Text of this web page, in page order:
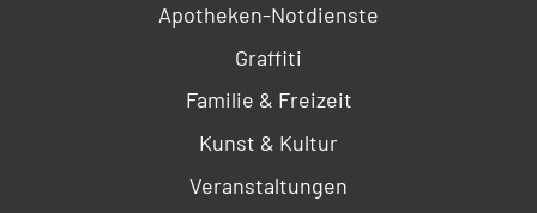
Apotheken-Notdienste
Graffiti
Familie & Freizeit
Kunst & Kultur
Veranstaltungen